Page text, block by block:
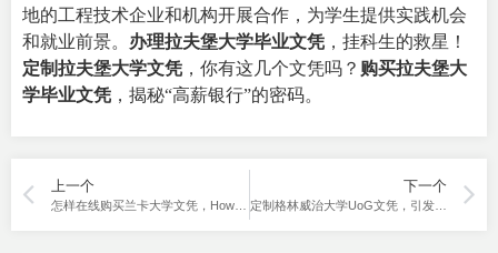
地的工程技术企业和机构开展合作，为学生提供实践机会
和就业前景。 办理拉夫堡大学毕业文凭 ，挂科生的救星！
定制拉夫堡大学文凭 ，你有这几个文凭吗？ 购买拉夫堡大
学毕业文凭 ，揭秘“高薪银行”的密码。
上一个 下一个
定制格林威治大学UoG文凭，引发瞩目！